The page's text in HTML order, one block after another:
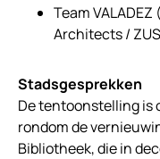
Team
Architects /
Stadsgesprekken
De tentoonstelling is
rondom de
Bibliotheek, die in